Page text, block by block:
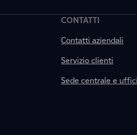
CONTATTI
Contatti aziendali
Servizio clienti
Sede centrale e uffici